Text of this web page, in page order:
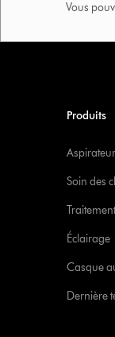
Vous
Produits
Soin des
Éclairage
Casque
Dernière